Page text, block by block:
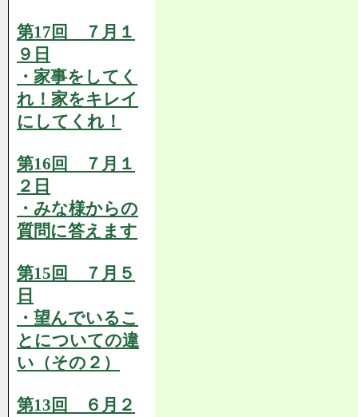
第17回 ７月１
９日
・家事をしてく
れ！家をキレイ
にしてくれ！
第16回 ７月１
２日
・みな様からの
質問に答えます
第15回 ７月５
日
・望んでいるこ
とについての違
い（その２）
第13回 ６月２